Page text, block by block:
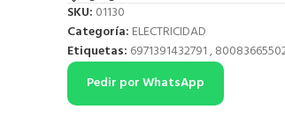
SKU: 01130
Categoría: ELECTRICIDAD
Etiquetas: 6971391432791,
Pedir por WhatsApp